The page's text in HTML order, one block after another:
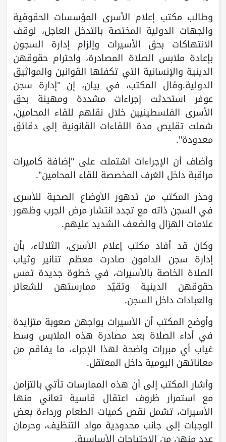
وطالب مكتب إعلام الأسرى المؤسسات الحقوقية
والجهات الدولية المختصة بالتدخل العاجل، لوقف
الانتهاكات بحق الأسيرات وإلزام إدارة السجون
بإعادة ملابس الصلاة المصادرة، واحترام حقوقهن
الدينية والإنسانية التي تكفلها القوانين والمواثيق
الدولية.وقال المكتب، في بيان، إن "إدارة سجن
عوفر استحدثت إجراءات مشددة ومهينة بحق
الأسرى الفلسطينيين خلال نقلهم للقاء المحامين،
شملت تقليص مدة اللقاءات القانونية إلى دقائق
معدودة".
وأضاف أن الإجراءات اشتملت على "إضافة كاميرات
مراقبة داخل الغرف المخصصة للقاء المحامين".
وحذر المكتب من تدهور الأوضاع الصحية للأسرى
في السجن ذاته مع تجدد انتشار مرض الجرب وظهور
علامات الهزال والضعف الشديد عليهم.
وكان قد أفاد مكتب إعلام الأسرى، الثلاثاء، بأن
إدارة سجن الدامون صادرت معظم تنانير وثياب
الصلاة الخاصة بالأسيرات، في خطوة جديدة تمس
حقوقهن الدينية وتقيّد ممارستهن للشعائر
والعبادات داخل السجن.
وأوضح المكتب أن الأسيرات يواجهن صعوبة متزايدة
في أداء الصلاة بعد مصادرة هذه الملابس وسط
غياب أي مبررات واضحة لهذا الإجراء، ما يفاقم من
معاناتهن اليومية داخل المعتقل.
وأشار المكتب إلى أن هذه الممارسات تأتي بالتزامن
مع استمرار ظروف اعتقال قاسية تعاني منها
الأسيرات، تشمل نقص كميات الطعام ورداءة بعض
الوجبات إلى جانب محدودية مواد التنظيف، وحرمان